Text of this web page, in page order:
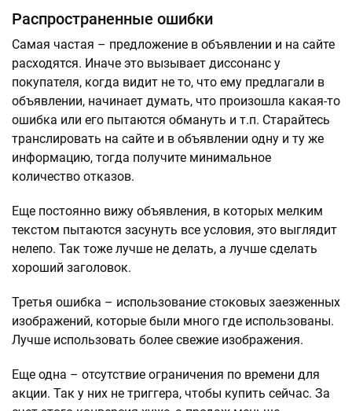
Распространенные ошибки
Самая частая – предложение в объявлении и на сайте
расходятся. Иначе это вызывает диссонанс у
покупателя, когда видит не то, что ему предлагали в
объявлении, начинает думать, что произошла какая-то
ошибка или его пытаются обмануть и т.п. Старайтесь
транслировать на сайте и в объявлении одну и ту же
информацию, тогда получите минимальное
количество отказов.
Еще постоянно вижу объявления, в которых мелким
текстом пытаются засунуть все условия, это выглядит
нелепо. Так тоже лучше не делать, а лучше сделать
хороший заголовок.
Третья ошибка – использование стоковых заезженных
изображений, которые были много где использованы.
Лучше использовать более свежие изображения.
Еще одна – отсутствие ограничения по времени для
акции. Так у них не триггера, чтобы купить сейчас. За